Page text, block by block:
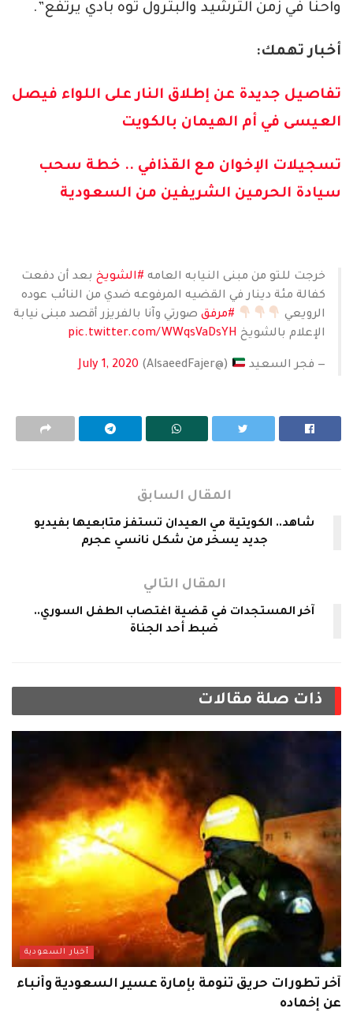
واحنا في زمن الترشيد والبترول توه بادي يرتفع”.
أخبار تهمك:
تفاصيل جديدة عن إطلاق النار على اللواء فيصل
العيسى في أم الهيمان بالكويت
تسجيلات الإخوان مع القذافي .. خطة سحب
سيادة الحرمين الشريفين من السعودية
خرجت للتو من مبنى النيابه العامه #الشويخ بعد أن دفعت
كفالة مئة دينار في القضيه المرفوعه ضدي من النائب عوده
الرويعي
#مرفقصورتي وآنا بالفريزر أقصد مبنى نيابة
الإعلام بالشويخ pic.twitter.com/WWqsVaDsYH
— فجر السعيد (@AlsaeedFajer)
July 1, 2020
المقال السابق
شاهد.. الكويتية مي العيدان تستفز متابعيها بفيديو
جديد يسخر من شكل نانسي عجرم
المقال التالي
آخر المستجدات في قضية اغتصاب الطفل السوري..
ضبط أحد الجناة
ذات صلة مقالات
أخبار السعودية
آخر تطورات حريق تنومة بإمارة عسير السعودية وأنباء
عن إخماده